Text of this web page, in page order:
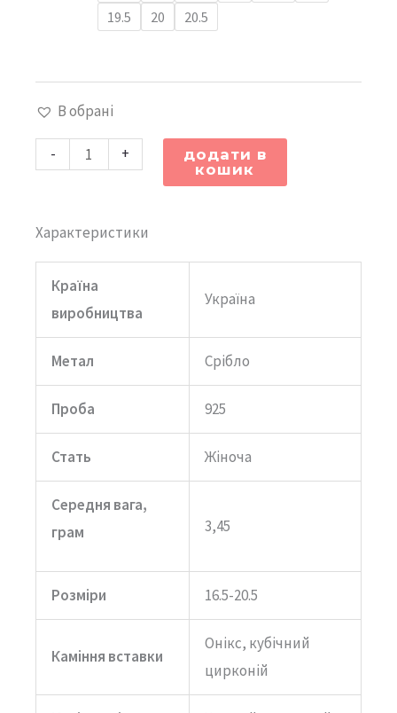
19.5
20 20.5
В обрані
-
"Чотирилисник"
діаметром
та
цирконієм
+
додати в
кошик
Характеристики
Країна
виробництва
Україна
Метал Срібло
Проба 925
Стать Жіноча
Середня вага,
грам
3,45
Розміри 16.5-20.5
Каміння вставки
Онікс, кубічний
цирконій